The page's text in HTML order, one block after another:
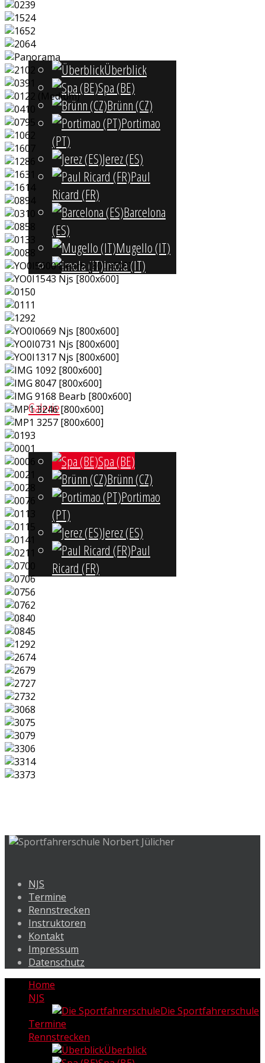
Rennstrecken
Überblick
Spa (BE)
Brünn (CZ)
Portimao
(PT)
Jerez (ES)
Paul
Ricard (FR)
Barcelona
(ES)
Mugello (IT)
Imola (IT)
Instruktoren
Galerie
Spa (BE)
Brünn (CZ)
Portimao
(PT)
Jerez (ES)
Paul
Ricard (FR)
Kontakt
NJS
Termine
Rennstrecken
Instruktoren
Kontakt
Impressum
Datenschutz
Home
NJS
Die Sportfahrerschule
Termine
Rennstrecken
Überblick